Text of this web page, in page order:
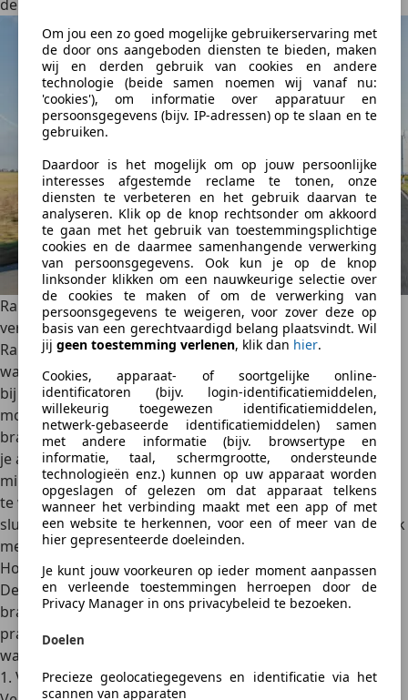
Om jou een zo goed mogelijke gebruikerservaring met
de door ons aangeboden diensten te bieden, maken
wij en derden gebruik van cookies en andere
technologie (beide samen noemen wij vanaf nu:
'cookies'), om informatie over apparatuur en
persoonsgegevens (bijv. IP-adressen) op te slaan en te
gebruiken.
Daardoor is het mogelijk om op jouw persoonlijke
interesses afgestemde reclame te tonen, onze
diensten te verbeteren en het gebruik daarvan te
analyseren. Klik op de knop rechtsonder om akkoord
te gaan met het gebruik van toestemmingsplichtige
cookies en de daarmee samenhangende verwerking
van persoonsgegevens. Ook kun je op de knop
linksonder klikken om een nauwkeurige selectie over
de cookies te maken of om de verwerking van
persoonsgegevens te weigeren, voor zover deze op
basis van een gerechtvaardigd belang plaatsvindt. Wil
jij geen toestemming verlenen, klik dan hier.
Cookies, apparaat- of soortgelijke online-
identificatoren (bijv. login-identificatiemiddelen,
willekeurig toegewezen identificatiemiddelen,
netwerk-gebaseerde identificatiemiddelen) samen
met andere informatie (bijv. browsertype en
informatie, taal, schermgrootte, ondersteunde
technologieën enz.) kunnen op uw apparaat worden
opgeslagen of gelezen om dat apparaat telkens
wanneer het verbinding maakt met een app of met
een website te herkennen, voor een of meer van de
hier gepresenteerde doeleinden.
Je kunt jouw voorkeuren op ieder moment aanpassen
en verleende toestemmingen herroepen door de
Privacy Manager in ons privacybeleid te bezoeken.
Doelen
Precieze geolocatiegegevens en identificatie via het
scannen van apparaten
de airco op een
lagere stand
Ramen open of de airco aan, wat is beter voor het
verbruik?
Ramen open bij hoge snelheid geeftveel luchtweerstand
wat méér verbruikt dan de airco zelf. Dus gebruik de airco
bij voorkeur op de snelweg. Een slecht werkend systeem
moet ook harder werken om te koelen, wat extra
brandstof kost. Laat de aircoelke 2 jaar checken. Parkeer
je auto in de schaduw of gebruik een zonnescherm. Hoe
minder de auto opwarmt, hoe minder hard de airco hoeft
te werken. Bij elektrische auto’s is de airco vooral een
slurper van jeactieradius. Op een warme dag kan je bereik
met
5% tot 10%dalen als je de airco constant op max zet.
Hoe kies ik de route voor een laag verbruik?
De
route die je kiest heeft echt veel invloed op je
brandstofverbruik (of actieradius bij een EV). Hier zijn
praktische tips om de
waarom dat werkt:
1. Vermijd drukke stadskernen en files